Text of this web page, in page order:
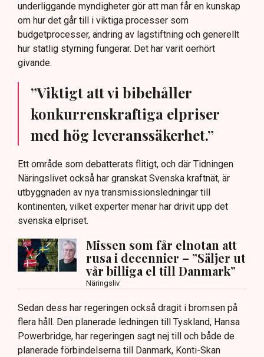
underliggande myndigheter gör att man får en kunskap
om hur det går till i viktiga processer som
budgetprocesser, ändring av lagstiftning och generellt
hur statlig styrning fungerar. Det har varit oerhört
givande.
”Viktigt att vi bibehåller
konkurrenskraftiga elpriser
med hög leveranssäkerhet.”
Ett område som debatterats flitigt, och där Tidningen
Näringslivet också har granskat Svenska kraftnät, är
utbyggnaden av nya transmissionsledningar till
kontinenten, vilket experter menar har drivit upp det
svenska elpriset.
Missen som får elnotan att
rusa i decennier – ”Säljer ut
vår billiga el till Danmark”
Näringsliv
Sedan dess har regeringen också dragit i bromsen på
flera håll. Den planerade ledningen till Tyskland, Hansa
Powerbridge, har regeringen sagt nej till och både de
planerade förbindelserna till Danmark, Konti-Skan